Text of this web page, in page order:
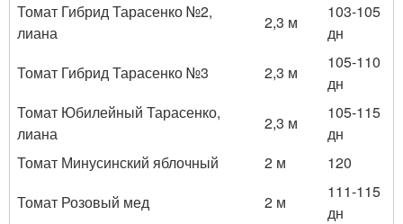
Томат Гибрид Тарасенко №2,
лиана
2,3 м
103-105
дн
Томат Гибрид Тарасенко №3
2,3 м
105-110
дн
Томат Юбилейный Тарасенко,
лиана
2,3 м
105-115
дн
Томат Минусинский яблочный
2 м
120
Томат Розовый мед
2 м
111-115
дн